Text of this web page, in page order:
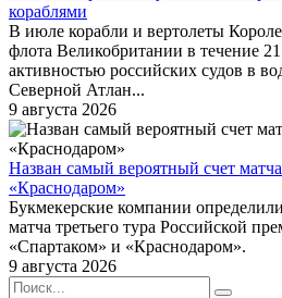
кораблями
В июле корабли и вертолеты
флота Великобритании в течение
активностью российских судов в
Северной Атлан...
9 августа 2026
Назван самый вероятный счет
«Краснодаром»
Букмекерские компании
матча третьего тура Российской
«Спартаком» и «Краснодаром».
9 августа 2026